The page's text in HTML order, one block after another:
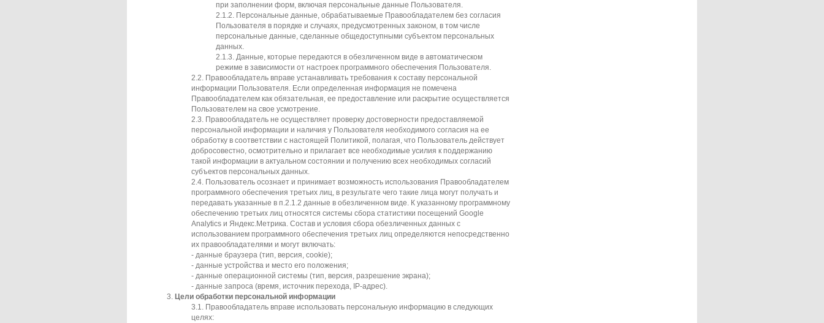
при заполнении форм, включая персональные данные Пользователя.
Персональные данные, обрабатываемые Правообладателем без согласия
Пользователя в порядке и случаях, предусмотренных законом, в том числе
персональные данные, сделанные общедоступными субъектом персональных
данных.
Данные, которые передаются в обезличенном виде в автоматическом
режиме в зависимости от настроек программного обеспечения Пользователя.
Правообладатель вправе устанавливать требования к составу персональной
информации Пользователя. Если определенная информация не помечена
Правообладателем как обязательная, ее предоставление или раскрытие осуществляется
Пользователем на свое усмотрение.
Правообладатель не осуществляет проверку достоверности предоставляемой
персональной информации и наличия у Пользователя необходимого согласия на ее
обработку в соответствии с настоящей Политикой, полагая, что Пользователь действует
добросовестно, осмотрительно и прилагает все необходимые усилия к поддержанию
такой информации в актуальном состоянии и получению всех необходимых согласий
субъектов персональных данных.
Пользователь осознает и принимает возможность использования Правообладателем
программного обеспечения третьих лиц, в результате чего такие лица могут получать и
передавать указанные в п.2.1.2 данные в обезличенном виде. К указанному программному
обеспечению третьих лиц относятся системы сбора статистики посещений Google
Analytics и Яндекс.Метрика. Состав и условия сбора обезличенных данных с
использованием программного обеспечения третьих лиц определяются непосредственно
их правообладателями и могут включать:
- данные браузера (тип, версия, cookie);
- данные устройства и место его положения;
- данные операционной системы (тип, версия, разрешение экрана);
- данные запроса (время, источник перехода, IP-адрес).
Цели обработки персональной информации
Правообладатель вправе использовать персональную информацию в следующих
целях: